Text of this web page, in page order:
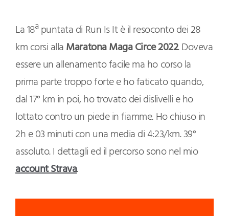
La 18ª puntata di Run Is It è il resoconto dei 28
km corsi allaMaratona Maga Circe 2022. Doveva
essere un allenamento facile ma ho corso la
prima parte troppo forte e ho faticato quando,
dal 17° km in poi, ho trovato dei dislivelli e ho
lottato contro un piede in fiamme. Ho chiuso in
2h e 03 minuti con una media di 4:23/km. 39°
assoluto. I dettagli ed il percorso sono nel mio
account Strava.